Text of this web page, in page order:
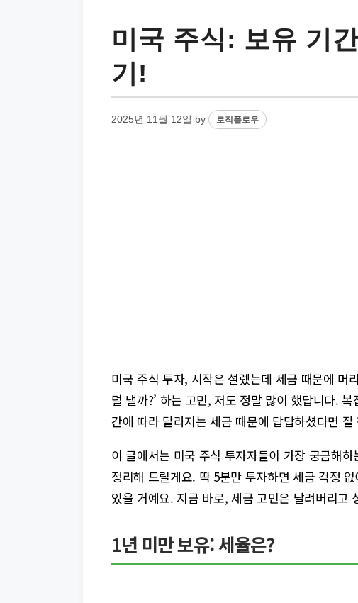
미국 주식: 보유 기
기!
2025년 11월 12일 by 로직플로우
미국 주식 투자, 시작은 설렜는데 세금 때문에 머
덜 낼까?’ 하는 고민, 저도 정말 많이 했답니다.
간에 따라 달라지는 세금 때문에 답답하셨다면 잘
이 글에서는 미국 주식 투자자들이 가장 궁금해
정리해 드릴게요. 딱 5분만 투자하면 세금 걱정
있을 거예요. 지금 바로, 세금 고민은 날려버리고
1년 미만 보유: 세율은?